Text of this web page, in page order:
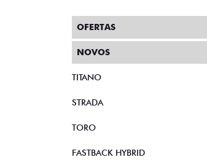
OFERTAS
NOVOS
TITANO
STRADA
TORO
FASTBACK HYBRID